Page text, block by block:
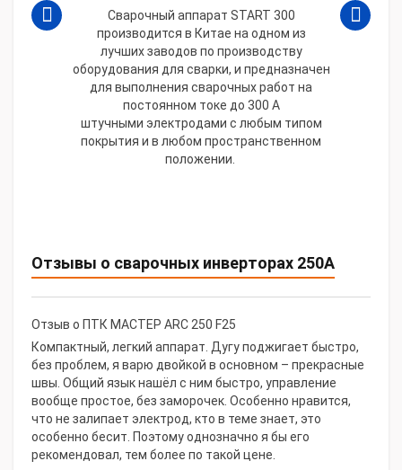
Сварочный аппарат START 300
производится в Китае на одном из
лучших заводов по производству
оборудования для сварки, и предназначен
для выполнения сварочных работ на
постоянном токе до 300 А
штучными электродами с любым типом
покрытия и в любом пространственном
положении.
Отзывы о сварочных инверторах 250А
Отзыв о ПТК МАСТЕР ARC 250 F25
Компактный, легкий аппарат. Дугу поджигает быстро,
без проблем, я варю двойкой в основном – прекрасные
швы. Общий язык нашёл с ним быстро, управление
вообще простое, без заморочек. Особенно нравится,
что не залипает электрод, кто в теме знает, это
особенно бесит. Поэтому однозначно я бы его
рекомендовал, тем более по такой цене.